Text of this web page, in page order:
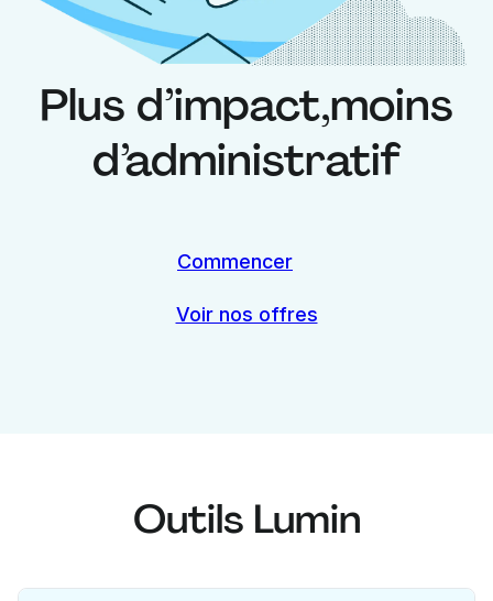
Plus d’impact,moins
d’administratif
Commencer
Voir nos offres
Outils Lumin